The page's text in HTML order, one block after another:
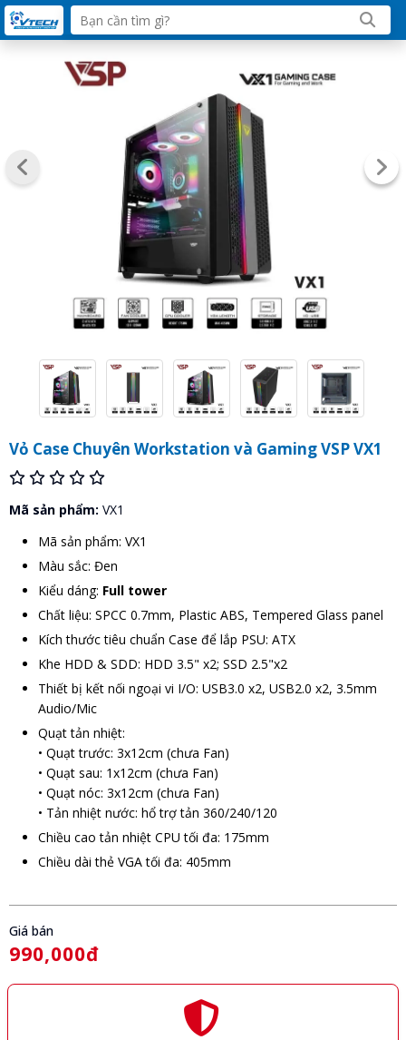
Vỏ Case Chuyên Workstation và Gaming VSP VX1
Mã sản phẩm: VX1
Mã sản phẩm: VX1
Màu sắc: Đen
Kiểu dáng: Full tower
Chất liệu: SPCC 0.7mm, Plastic ABS, Tempered Glass panel
Kích thước tiêu chuẩn Case để lắp PSU: ATX
Khe HDD & SDD: HDD 3.5" x2; SSD 2.5"x2
Thiết bị kết nối ngoại vi I/O: USB3.0 x2, USB2.0 x2, 3.5mm
Audio/Mic
Quạt tản nhiệt:
• Quạt trước: 3x12cm (chưa Fan)
• Quạt sau: 1x12cm (chưa Fan)
• Quạt nóc: 3x12cm (chưa Fan)
• Tản nhiệt nước: hổ trợ tản 360/240/120
Chiều cao tản nhiệt CPU tối đa: 175mm
Chiều dài thẻ VGA tối đa: 405mm
Giá bán
990,000đ